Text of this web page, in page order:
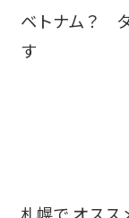
ベトナム？
す